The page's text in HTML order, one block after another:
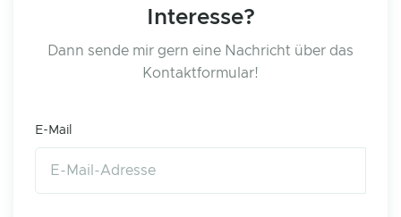
Interesse?
Dann sende mir gern eine Nachricht über das
Kontaktformular!
E-Mail